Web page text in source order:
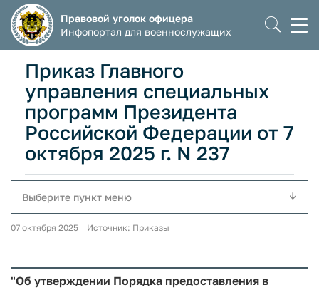
Правовой уголок офицера
Инфопортал для военнослужащих
Приказ Главного
управления специальных
программ Президента
Российской Федерации от 7
октября 2025 г. N 237
Выберите пункт меню
07 октября 2025 Источник: Приказы
"Об утверждении Порядка предоставления в